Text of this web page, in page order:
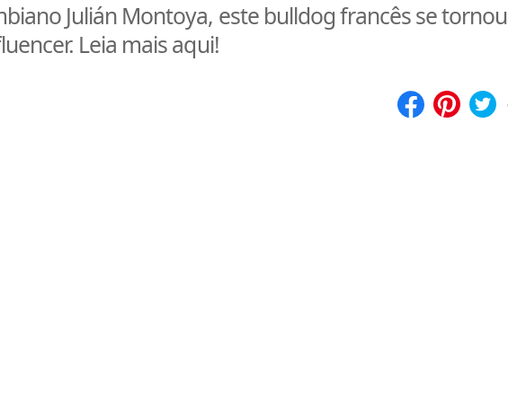
Julián Montoya, este bulldog francês se tornou
Leia mais aqui!